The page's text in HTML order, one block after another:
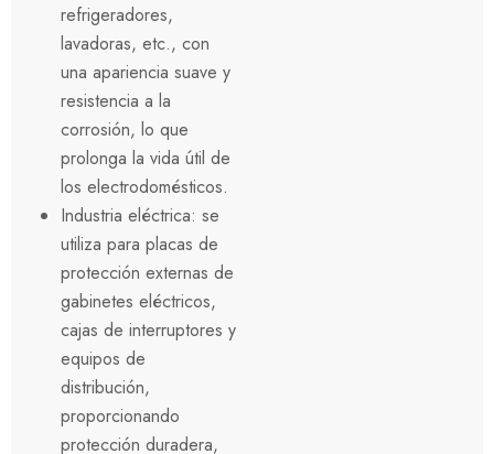
refrigeradores,
lavadoras, etc., con
una apariencia suave y
resistencia a la
corrosión, lo que
prolonga la vida útil de
los electrodomésticos.
Industria eléctrica: se
utiliza para placas de
protección externas de
gabinetes eléctricos,
cajas de interruptores y
equipos de
distribución,
proporcionando
protección duradera,